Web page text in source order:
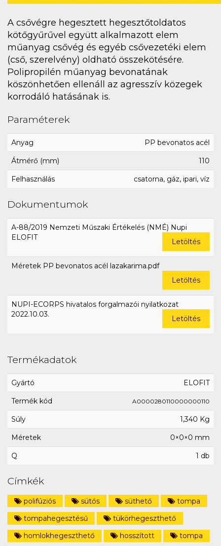
A csővégre hegesztett hegesztőtoldatos
kötőgyűrűvel együtt alkalmazott elem
műanyag csővég és egyéb csővezetéki elem
(cső, szerelvény) oldható összekötésére.
Polipropilén műanyag bevonatának
köszönhetően ellenáll az agresszív közegek
korrodáló hatásának is.
Paraméterek
Anyag PP bevonatos acél
Átmérő (mm) 110
Felhasználás csatorna, gáz, ipari, víz
Dokumentumok
A-88/2019 Nemzeti Műszaki Értékelés (NMÉ) Nupi
ELOFIT
Letöltés
Méretek PP bevonatos acél lazakarima.pdf
Letöltés
NUPI-ECORPS hivatalos forgalmazói nyilatkozat
2022.10.03.
Letöltés
Termékadatok
Gyártó ELOFIT
Termék kód A0000280110000000110
Súly 1,340 Kg
Méretek 0×0×0 mm
Q 1 db
Címkék
polifúziós sütős süthető
tompa
tompahegesztésű
tükörhegeszthető
homlokhegeszthető
hosszított
tompa